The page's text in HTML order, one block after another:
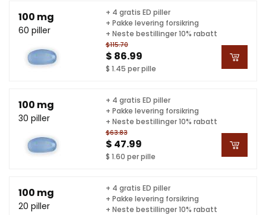
100 mg
60 piller
$115.70
$ 86.99
$ 1.45 per pille
+ 4 gratis ED piller
+ Pakke levering forsikring
+ Neste bestillinger 10% rabatt
100 mg
30 piller
$63.83
$ 47.99
$ 1.60 per pille
+ 4 gratis ED piller
+ Pakke levering forsikring
+ Neste bestillinger 10% rabatt
100 mg
20 piller
+ 4 gratis ED piller
+ Pakke levering forsikring
+ Neste bestillinger 10% rabatt